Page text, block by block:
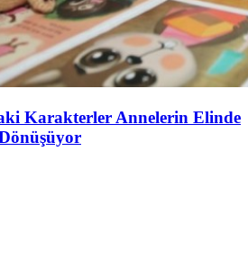
Karakterler Annelerin Elinde